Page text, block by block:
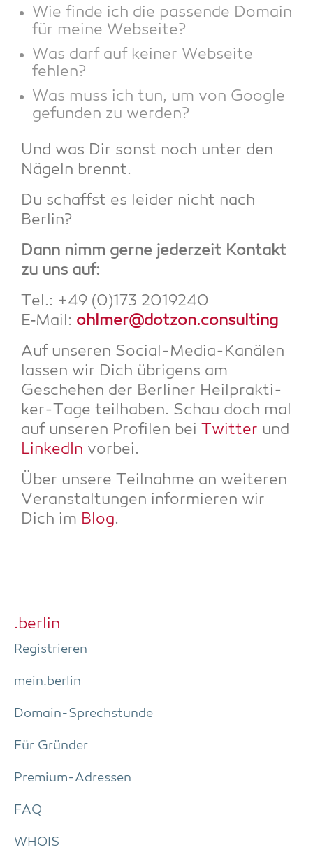
Wie fin­de ich die pas­sen­de Domain
für mei­ne Webseite?
Was darf auf kei­ner Web­sei­te
fehlen?
Was muss ich tun, um von Goog­le
gefun­den zu werden?
Und was Dir sonst noch unter den
Nägeln brennt.
Du schaffst es lei­der nicht nach
Berlin?
Dann nimm ger­ne jeder­zeit Kon­takt
zu uns auf:
Tel.: +49 (0)173 2019240
E‑Mail: ohlmer@dotzon.consulting
Auf unse­ren Social-Media-Kanä­len
las­sen wir Dich übri­gens am
Gesche­hen der Ber­li­ner Heil­prak­ti­
ker-Tage teil­ha­ben. Schau doch mal
auf unse­ren Pro­fi­len bei
Twit­ter und
Lin­ke­dIn vorbei.
Über unse­re Teil­nah­me an wei­te­ren
Ver­an­stal­tun­gen infor­mie­ren wir
Dich im Blog.
.ber­lin
Regis­trie­ren
mein.berlin
Domain-Sprech­stun­de
Für Grün­der
Pre­­mi­um-Adres­­sen
FAQ
WHOIS